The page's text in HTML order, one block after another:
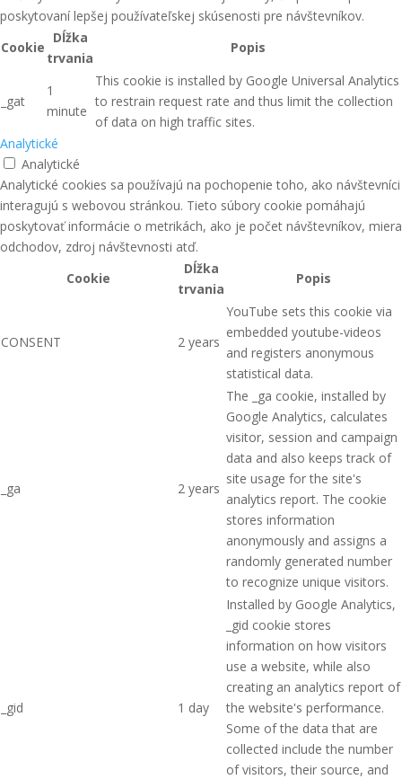
poskytovaní lepšej používateľskej skúsenosti pre návštevníkov.
Cookie
Dĺžka
trvania
Popis
_gat
1
minute
This cookie is installed by Google Universal Analytics
to restrain request rate and thus limit the collection
of data on high traffic sites.
Analytické
Analytické
Analytické cookies sa používajú na pochopenie toho, ako návštevníci
interagujú s webovou stránkou. Tieto súbory cookie pomáhajú
poskytovať informácie o metrikách, ako je počet návštevníkov, miera
odchodov, zdroj návštevnosti atď.
Cookie
Dĺžka
trvania
Popis
CONSENT 2 years
YouTube sets this cookie via
embedded youtube-videos
and registers anonymous
statistical data.
_ga 2 years
The _ga cookie, installed by
Google Analytics, calculates
visitor, session and campaign
data and also keeps track of
site usage for the site's
analytics report. The cookie
stores information
anonymously and assigns a
randomly generated number
to recognize unique visitors.
_gid 1 day
Installed by Google Analytics,
_gid cookie stores
information on how visitors
use a website, while also
creating an analytics report of
the website's performance.
Some of the data that are
collected include the number
of visitors, their source, and